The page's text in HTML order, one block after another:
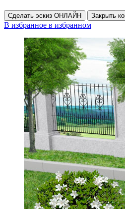
Сделать эскиз ОНЛАЙН Закрыть
В избранное в избранном